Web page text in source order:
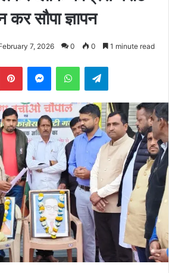
कर सौपा ज्ञापन
7, 2026 0 0 1 minute read
PinterestMessengerWhatsAppTelegram